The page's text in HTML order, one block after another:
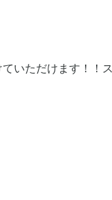
いただけます！！